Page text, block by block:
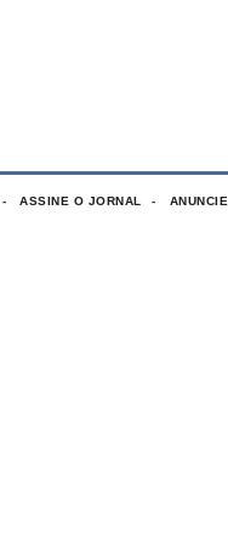
ASSINE O JORNAL ANUNCIE